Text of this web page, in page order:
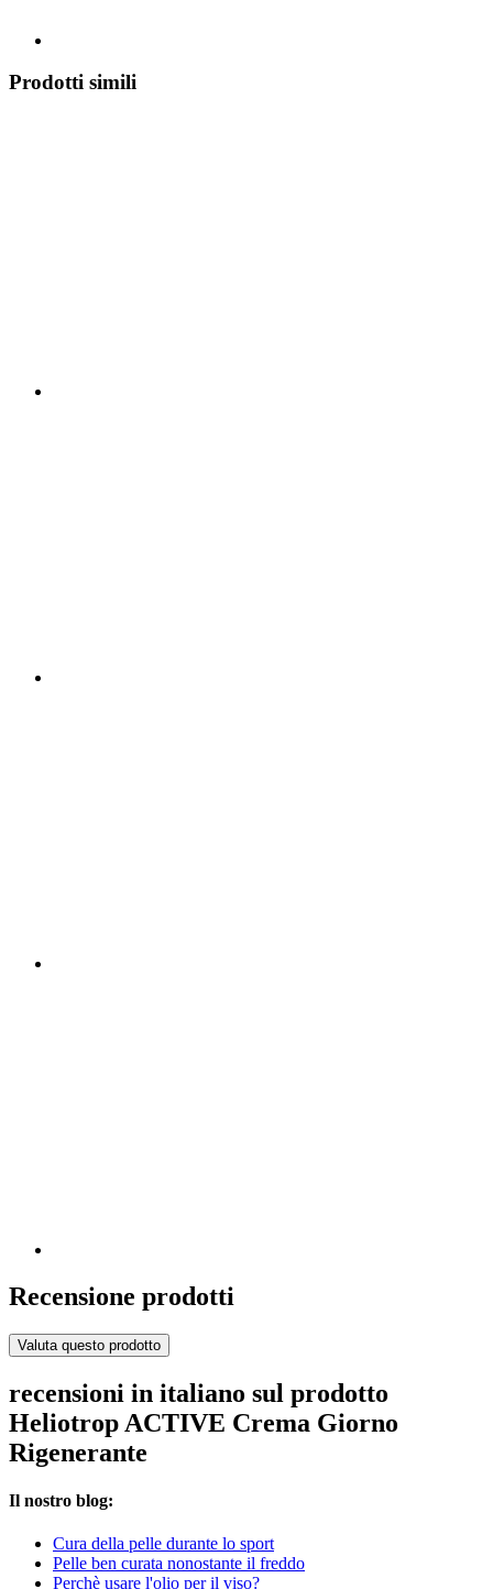
Prodotti simili
Recensione prodotti
Valuta questo prodotto
recensioni in italiano sul prodotto
Heliotrop ACTIVE Crema Giorno
Rigenerante
Il nostro blog:
Cura della pelle durante lo sport
Pelle ben curata nonostante il freddo
Perchè usare l'olio per il viso?